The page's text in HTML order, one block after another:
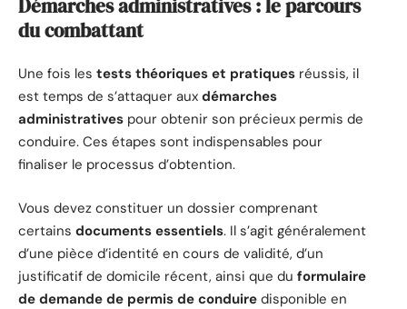
Démarches administratives : le parcours
du combattant
Une fois les tests théoriques et pratiques réussis, il
est temps de s’attaquer aux démarches
administratives pour obtenir son précieux permis de
conduire. Ces étapes sont indispensables pour
finaliser le processus d’obtention.
Vous devez constituer un dossier comprenant
certains documents essentiels. Il s’agit généralement
d’une pièce d’identité en cours de validité, d’un
justificatif de domicile récent, ainsi que du formulaire
de demande de permis de conduire disponible en